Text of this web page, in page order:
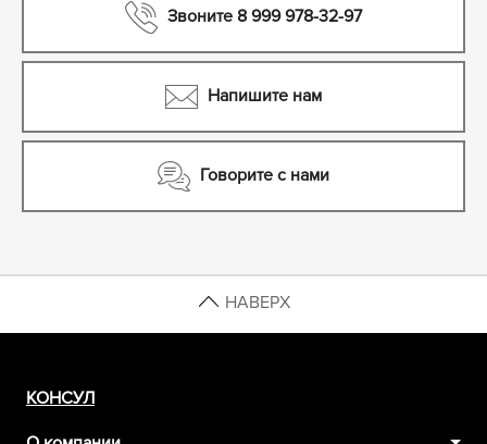
Звоните 8 999 978-32-97
Напишите нам
Говорите с нами
НАВЕРХ
КОНСУЛ